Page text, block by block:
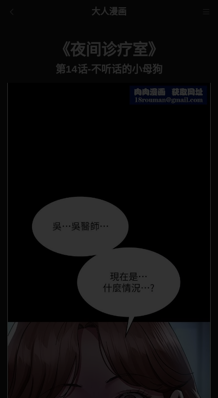
大人漫画
《夜间诊疗室》
第14话-不听话的小母狗